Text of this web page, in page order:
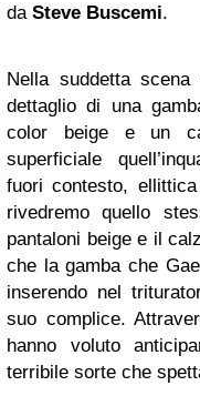
da Steve Buscemi.
Nella suddetta scena
dettaglio di una
color beige e un
superficiale
fuori contesto,
rivedremo quello
pantaloni beige e il
che la gamba che
inserendo nel
suo complice.
hanno voluto
terribile sorte che